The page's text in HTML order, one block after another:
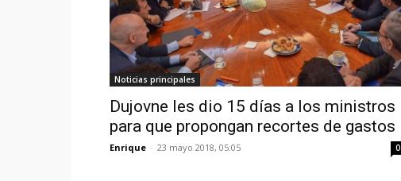
Noticias principales
Dujovne les dio 15 días a los ministros
para que propongan recortes de gastos
Enrique - 23 mayo 2018, 05:05 0